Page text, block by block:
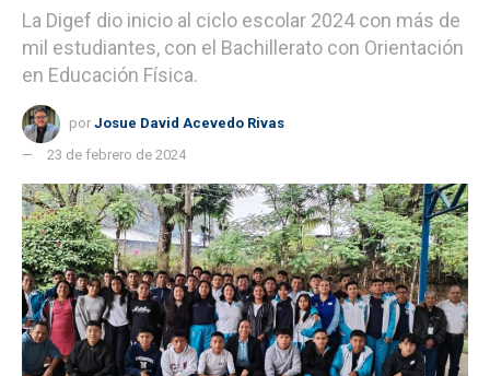
La Digef dio inicio al ciclo escolar 2024 con más de
mil estudiantes, con el Bachillerato con Orientación
en Educación Física.
por Josue David Acevedo Rivas
23 de febrero de 2024